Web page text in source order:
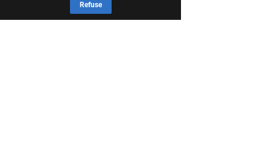
Refuse